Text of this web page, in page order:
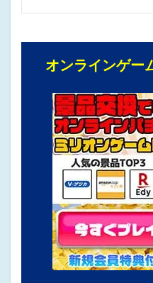
オンラインゲー